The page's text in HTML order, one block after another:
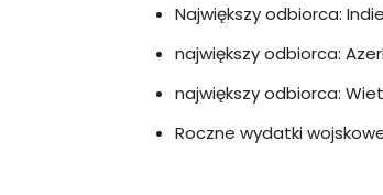
Największy odbiorca:
największy odbiorca:
największy odbiorca:
Roczne wydatki